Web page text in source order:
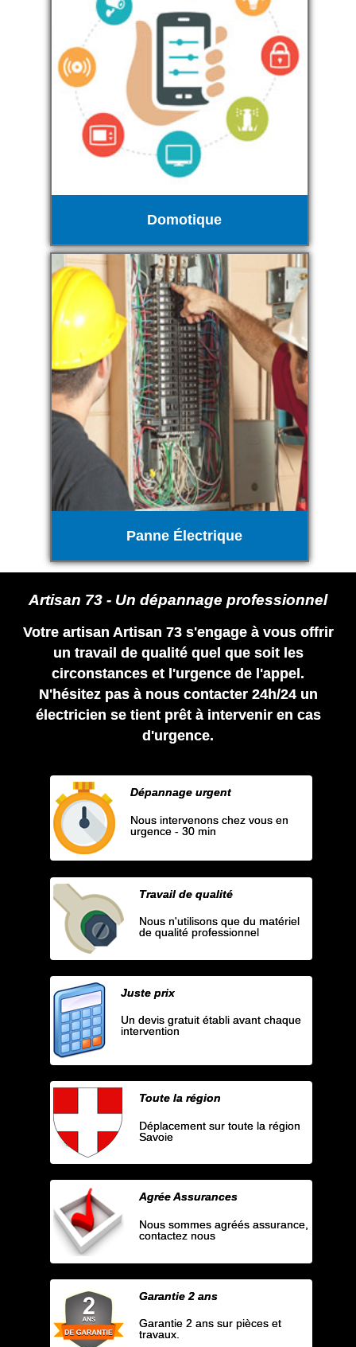
Domotique
Panne Électrique
Artisan 73 - Un dépannage professionnel
Votre artisan Artisan 73 s'engage à vous offrir
un travail de qualité quel que soit les
circonstances et l'urgence de l'appel.
N'hésitez pas à nous contacter 24h/24 un
électricien se tient prêt à intervenir en cas
d'urgence.
Dépannage urgent
Nous intervenons chez vous en
urgence - 30 min
Travail de qualité
Nous n'utilisons que du matériel
de qualité professionnel
Juste prix
Un devis gratuit établi avant chaque
intervention
Toute la région
Déplacement sur toute la région
Savoie
Agrée Assurances
Nous sommes agréés assurance,
contactez nous
Garantie 2 ans
Garantie 2 ans sur pièces et
travaux.